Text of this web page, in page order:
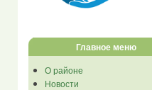
Главное меню
О районе
Новости